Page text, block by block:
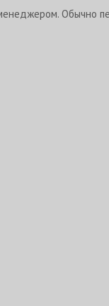
Обычно